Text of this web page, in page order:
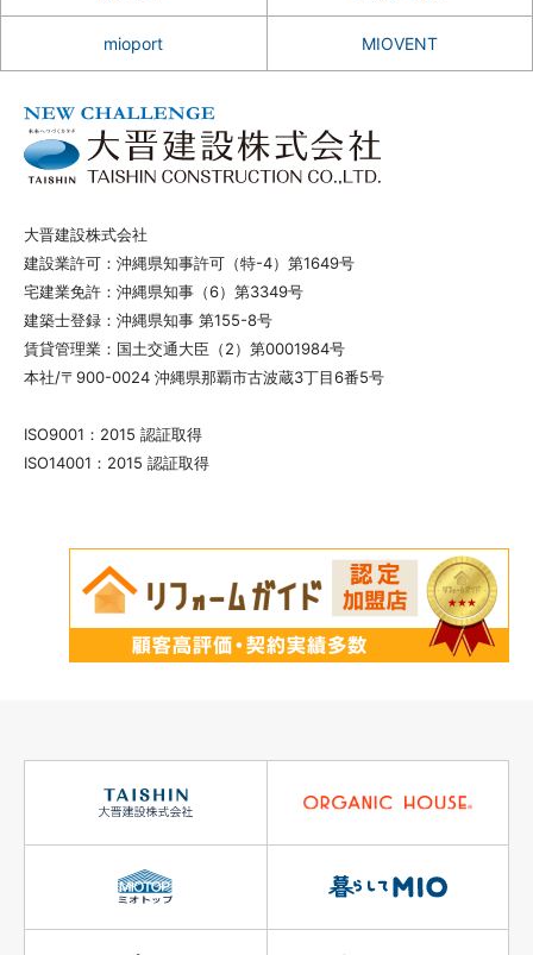
mioport MIOVENT
大晋建設株式会社
建設業許可：沖縄県知事許可（特-4）第1649号
宅建業免許：沖縄県知事（6）第3349号
建築士登録：沖縄県知事 第155-8号
賃貸管理業：国土交通大臣（2）第0001984号
本社/〒900-0024 沖縄県那覇市古波蔵3丁目6番5号
ISO9001：2015 認証取得
ISO14001：2015 認証取得